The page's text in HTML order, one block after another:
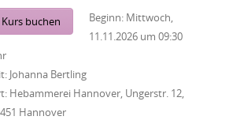
Kurs buchen Beginn: Mittwoch,
11.11.2026 um 09:30
Johanna Bertling
Hebammerei Hannover, Ungerstr. 12,
Hannover